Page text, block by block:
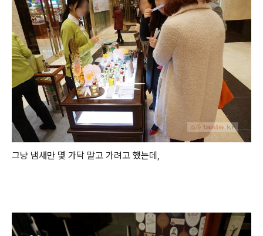
그냥 냄새만 몇 가닥 맡고 가려고 했는데,